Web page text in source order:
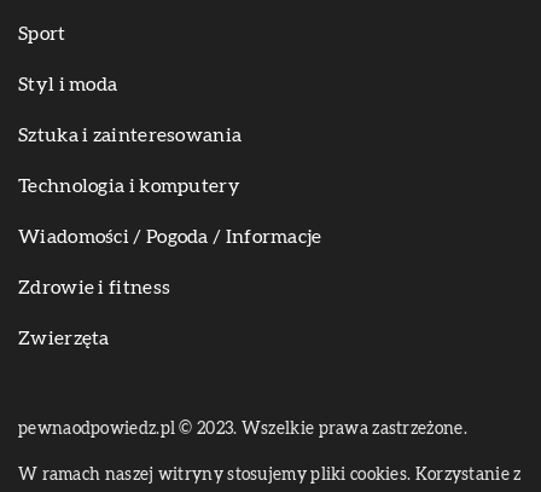
Sport
Styl i moda
Sztuka i zainteresowania
Technologia i komputery
Wiadomości / Pogoda / Informacje
Zdrowie i fitness
Zwierzęta
pewnaodpowiedz.pl © 2023. Wszelkie prawa zastrzeżone.
W ramach naszej witryny stosujemy pliki cookies. Korzystanie z